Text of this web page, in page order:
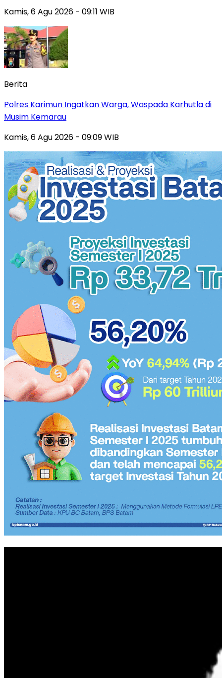
Kamis, 6 Agu 2026 - 09:11 WIB
Berita
Polres Karimun Ingatkan Warga, Waspada Karhutla di
Musim Kemarau
Kamis, 6 Agu 2026 - 09:09 WIB